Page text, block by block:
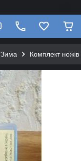
Зима Комплект